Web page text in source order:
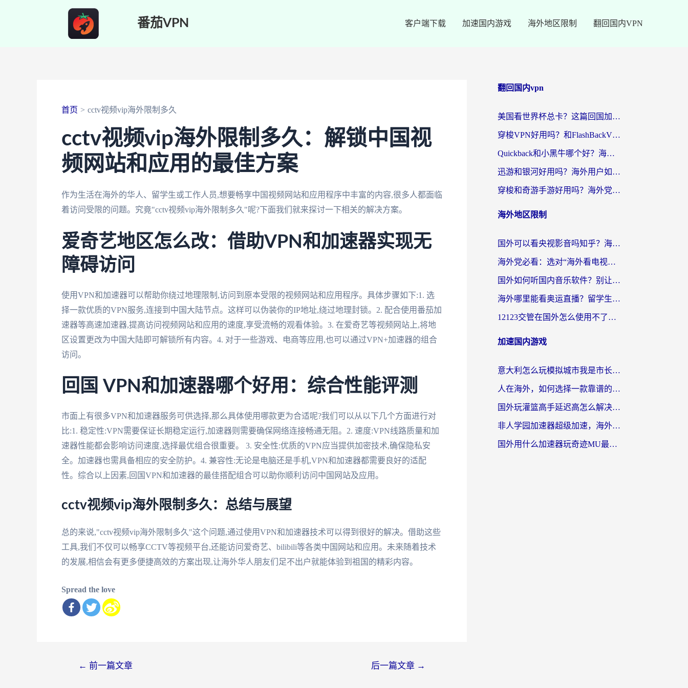
番茄VPN 客户端下载 加速国内游戏 海外地区限制 翻回国内VPN
首页 cctv视频vip海外限制多久
cctv视频vip海外限制多久：解锁中国视
频网站和应用的最佳方案
作为生活在海外的华人、留学生或工作人员,想要畅享中国视频网站和应用程序中丰富的内容,很多人都面临
着访问受限的问题。究竟"cctv视频vip海外限制多久"呢?下面我们就来探讨一下相关的解决方案。
爱奇艺地区怎么改：借助VPN和加速器实现无
障碍访问
使用VPN和加速器可以帮助你绕过地理限制,访问到原本受限的视频网站和应用程序。具体步骤如下:1. 选
择一款优质的VPN服务,连接到中国大陆节点。这样可以伪装你的IP地址,绕过地理封锁。2. 配合使用番茄加
速器等高速加速器,提高访问视频网站和应用的速度,享受流畅的观看体验。3. 在爱奇艺等视频网站上,将地
区设置更改为中国大陆即可解锁所有内容。4. 对于一些游戏、电商等应用,也可以通过VPN+加速器的组合
访问。
回国 VPN和加速器哪个好用：综合性能评测
市面上有很多VPN和加速器服务可供选择,那么具体使用哪款更为合适呢?我们可以从以下几个方面进行对
比:1. 稳定性:VPN需要保证长期稳定运行,加速器则需要确保网络连接畅通无阻。2. 速度:VPN线路质量和加
速器性能都会影响访问速度,选择最优组合很重要。 3. 安全性:优质的VPN应当提供加密技术,确保隐私安
全。加速器也需具备相应的安全防护。4. 兼容性:无论是电脑还是手机,VPN和加速器都需要良好的适配
性。综合以上因素,回国VPN和加速器的最佳搭配组合可以助你顺利访问中国网站及应用。
cctv视频vip海外限制多久：总结与展望
总的来说,"cctv视频vip海外限制多久"这个问题,通过使用VPN和加速器技术可以得到很好的解决。借助这些
工具,我们不仅可以畅享CCTV等视频平台,还能访问爱奇艺、bilibili等各类中国网站和应用。未来随着技术
的发展,相信会有更多便捷高效的方案出现,让海外华人朋友们足不出户就能体验到祖国的精彩内容。
Spread the love
← 前一篇文章 后一篇文章 →
翻回国内vpn
美国看世界杯总卡？这篇回国加速器指南帮你无缝刷国内资源（附苹果手机VPN设置步骤）
穿梭VPN好用吗？和FlashBackVPN对比哪个回国效果更好？
Quickback和小黑牛哪个好？海外党亲测指南，选对回国加速器秒回国内
迅游和银河好用吗？海外用户如何选择回国加速器实现无缝访问国内资源
穿梭和奇游手游好用吗？海外党亲测3款回国加速器，附蜜蜂加速器七天试用攻略
海外地区限制
国外可以看央视影音吗知乎？海外党亲测有效的回国加速方案
海外党必看：选对“海外看电视剧软件”，再也不用愁国内剧刷不了
国外如何听国内音乐软件？别让地域限制，断了你的中文歌单
海外哪里能看奥运直播？留学生&海外华人必看的体育赛事观赛终极指南
12123交管在国外怎么使用不了？海外华人必看的无缝访问国内资源指南
加速国内游戏
意大利怎么玩模拟城市我是市长？海外党国服游戏加速终极攻略（附三国3量子特攻解决办法）
人在海外，如何选择一款靠谱的玩剑灵2加速器？
国外玩灌篮高手延迟高怎么解决？海外玩家国服游戏加速终极指南
非人学园加速器超级加速，海外玩家重返国服的通行证
国外用什么加速器玩奇迹MU最好？2026海外玩家国服游戏加速全攻略